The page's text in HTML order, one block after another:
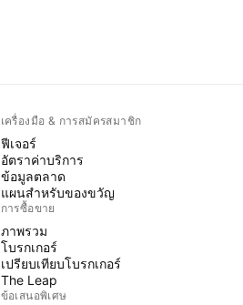
เครื่องมือ & การสมัครสมาชิก
ฟีเจอร์
อัตราค่าบริการ
ข้อมูลตลาด
แผนสำหรับของขวัญ
การซื้อขาย
ภาพรวม
โบรกเกอร์
เปรียบเทียบโบรกเกอร์
The Leap
ข้อเสนอพิเศษ